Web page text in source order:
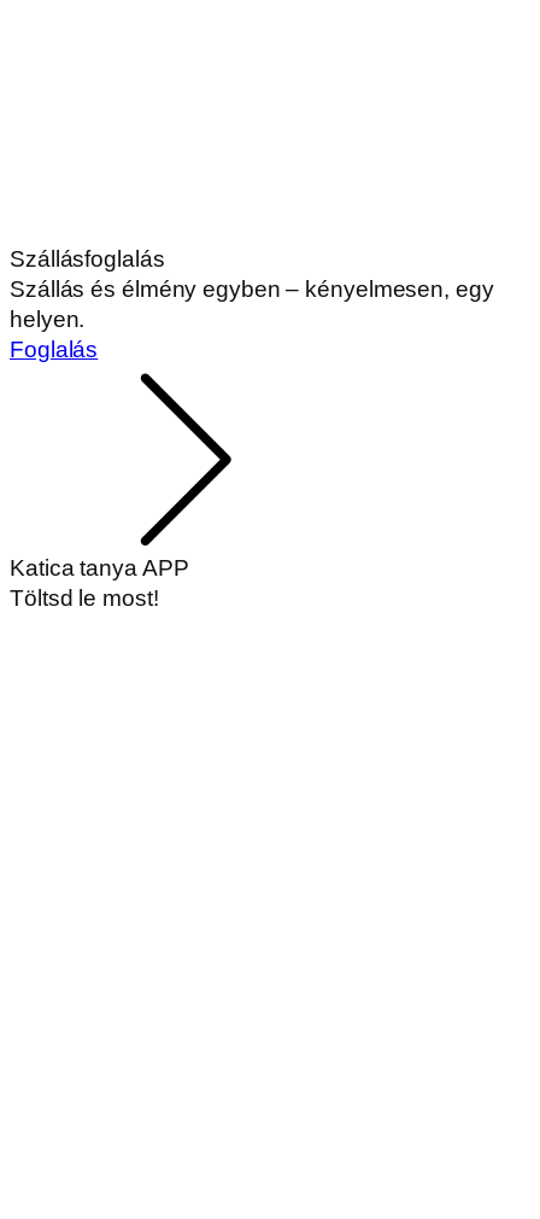
Szállásfoglalás
Szállás és élmény egyben – kényelmesen, egy
helyen.
Foglalás
Katica tanya APP
Töltsd le most!